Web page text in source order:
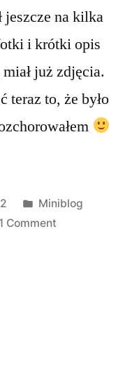
jeszcze na kilka
i krótki opis
już zdjęcia.
teraz to, że było
Posted
in
Miniblog
1 Commenton